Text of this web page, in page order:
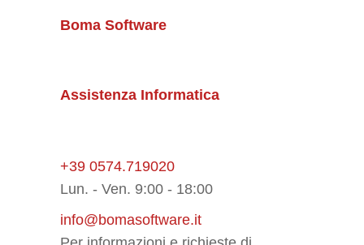
Boma Software
Assistenza Informatica
+39 0574.719020
Lun. - Ven. 9:00 - 18:00
info@bomasoftware.it